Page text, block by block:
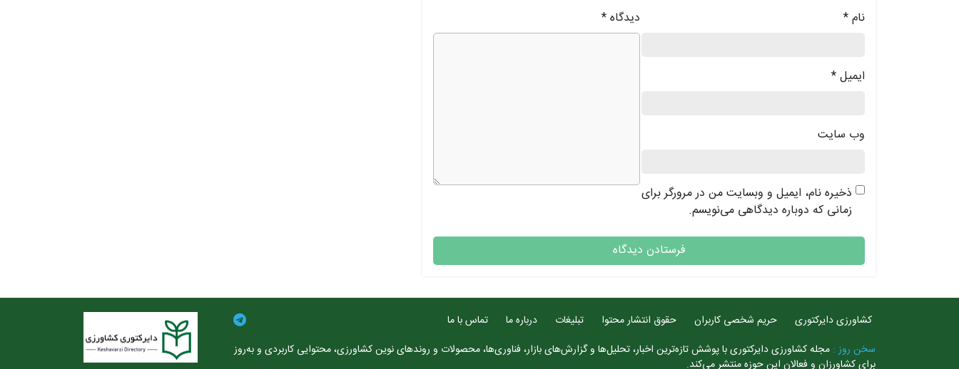
دیدگاه* نام*
ایمیل*
وب‌ سایت
ذخیره نام، ایمیل و وبسایت من در مرورگر برای
زمانی که دوباره دیدگاهی می‌نویسم.
کشاورزی دایرکتوری حریم شخصی کاربران حقوق انتشار محتوا تبلیغات درباره ما
تماس با ما
سخن روز : مجله کشاورزی دایرکتوری با پوشش تازه‌ترین اخبار، تحلیل‌ها و گزارش‌های بازار، فناوری‌ها، محصولات و روندهای نوین کشاورزی، محتوایی کاربردی و به‌روز
برای کشاورزان و فعالان این حوزه منتشر می‌کند.